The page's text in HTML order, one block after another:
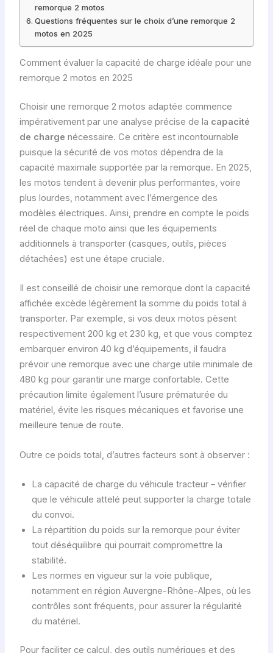
remorque 2 motos
Questions fréquentes sur le choix d’une remorque 2
motos en 2025
Comment évaluer la capacité de charge idéale pour une
remorque 2 motos en 2025
Choisir une remorque 2 motos adaptée commence
impérativement par une analyse précise de la capacité
de charge nécessaire. Ce critère est incontournable
puisque la sécurité de vos motos dépendra de la
capacité maximale supportée par la remorque. En 2025,
les motos tendent à devenir plus performantes, voire
plus lourdes, notamment avec l’émergence des
modèles électriques. Ainsi, prendre en compte le poids
réel de chaque moto ainsi que les équipements
additionnels à transporter (casques, outils, pièces
détachées) est une étape cruciale.
Il est conseillé de choisir une remorque dont la capacité
affichée excède légèrement la somme du poids total à
transporter. Par exemple, si vos deux motos pèsent
respectivement 200 kg et 230 kg, et que vous comptez
embarquer environ 40 kg d’équipements, il faudra
prévoir une remorque avec une charge utile minimale de
480 kg pour garantir une marge confortable. Cette
précaution limite également l’usure prématurée du
matériel, évite les risques mécaniques et favorise une
meilleure tenue de route.
Outre ce poids total, d’autres facteurs sont à observer :
La capacité de charge du véhicule tracteur – vérifier
que le véhicule attelé peut supporter la charge totale
du convoi.
La répartition du poids sur la remorque pour éviter
tout déséquilibre qui pourrait compromettre la
stabilité.
Les normes en vigueur sur la voie publique,
notamment en région Auvergne-Rhône-Alpes, où les
contrôles sont fréquents, pour assurer la régularité
du matériel.
Pour faciliter ce calcul, des outils numériques et des